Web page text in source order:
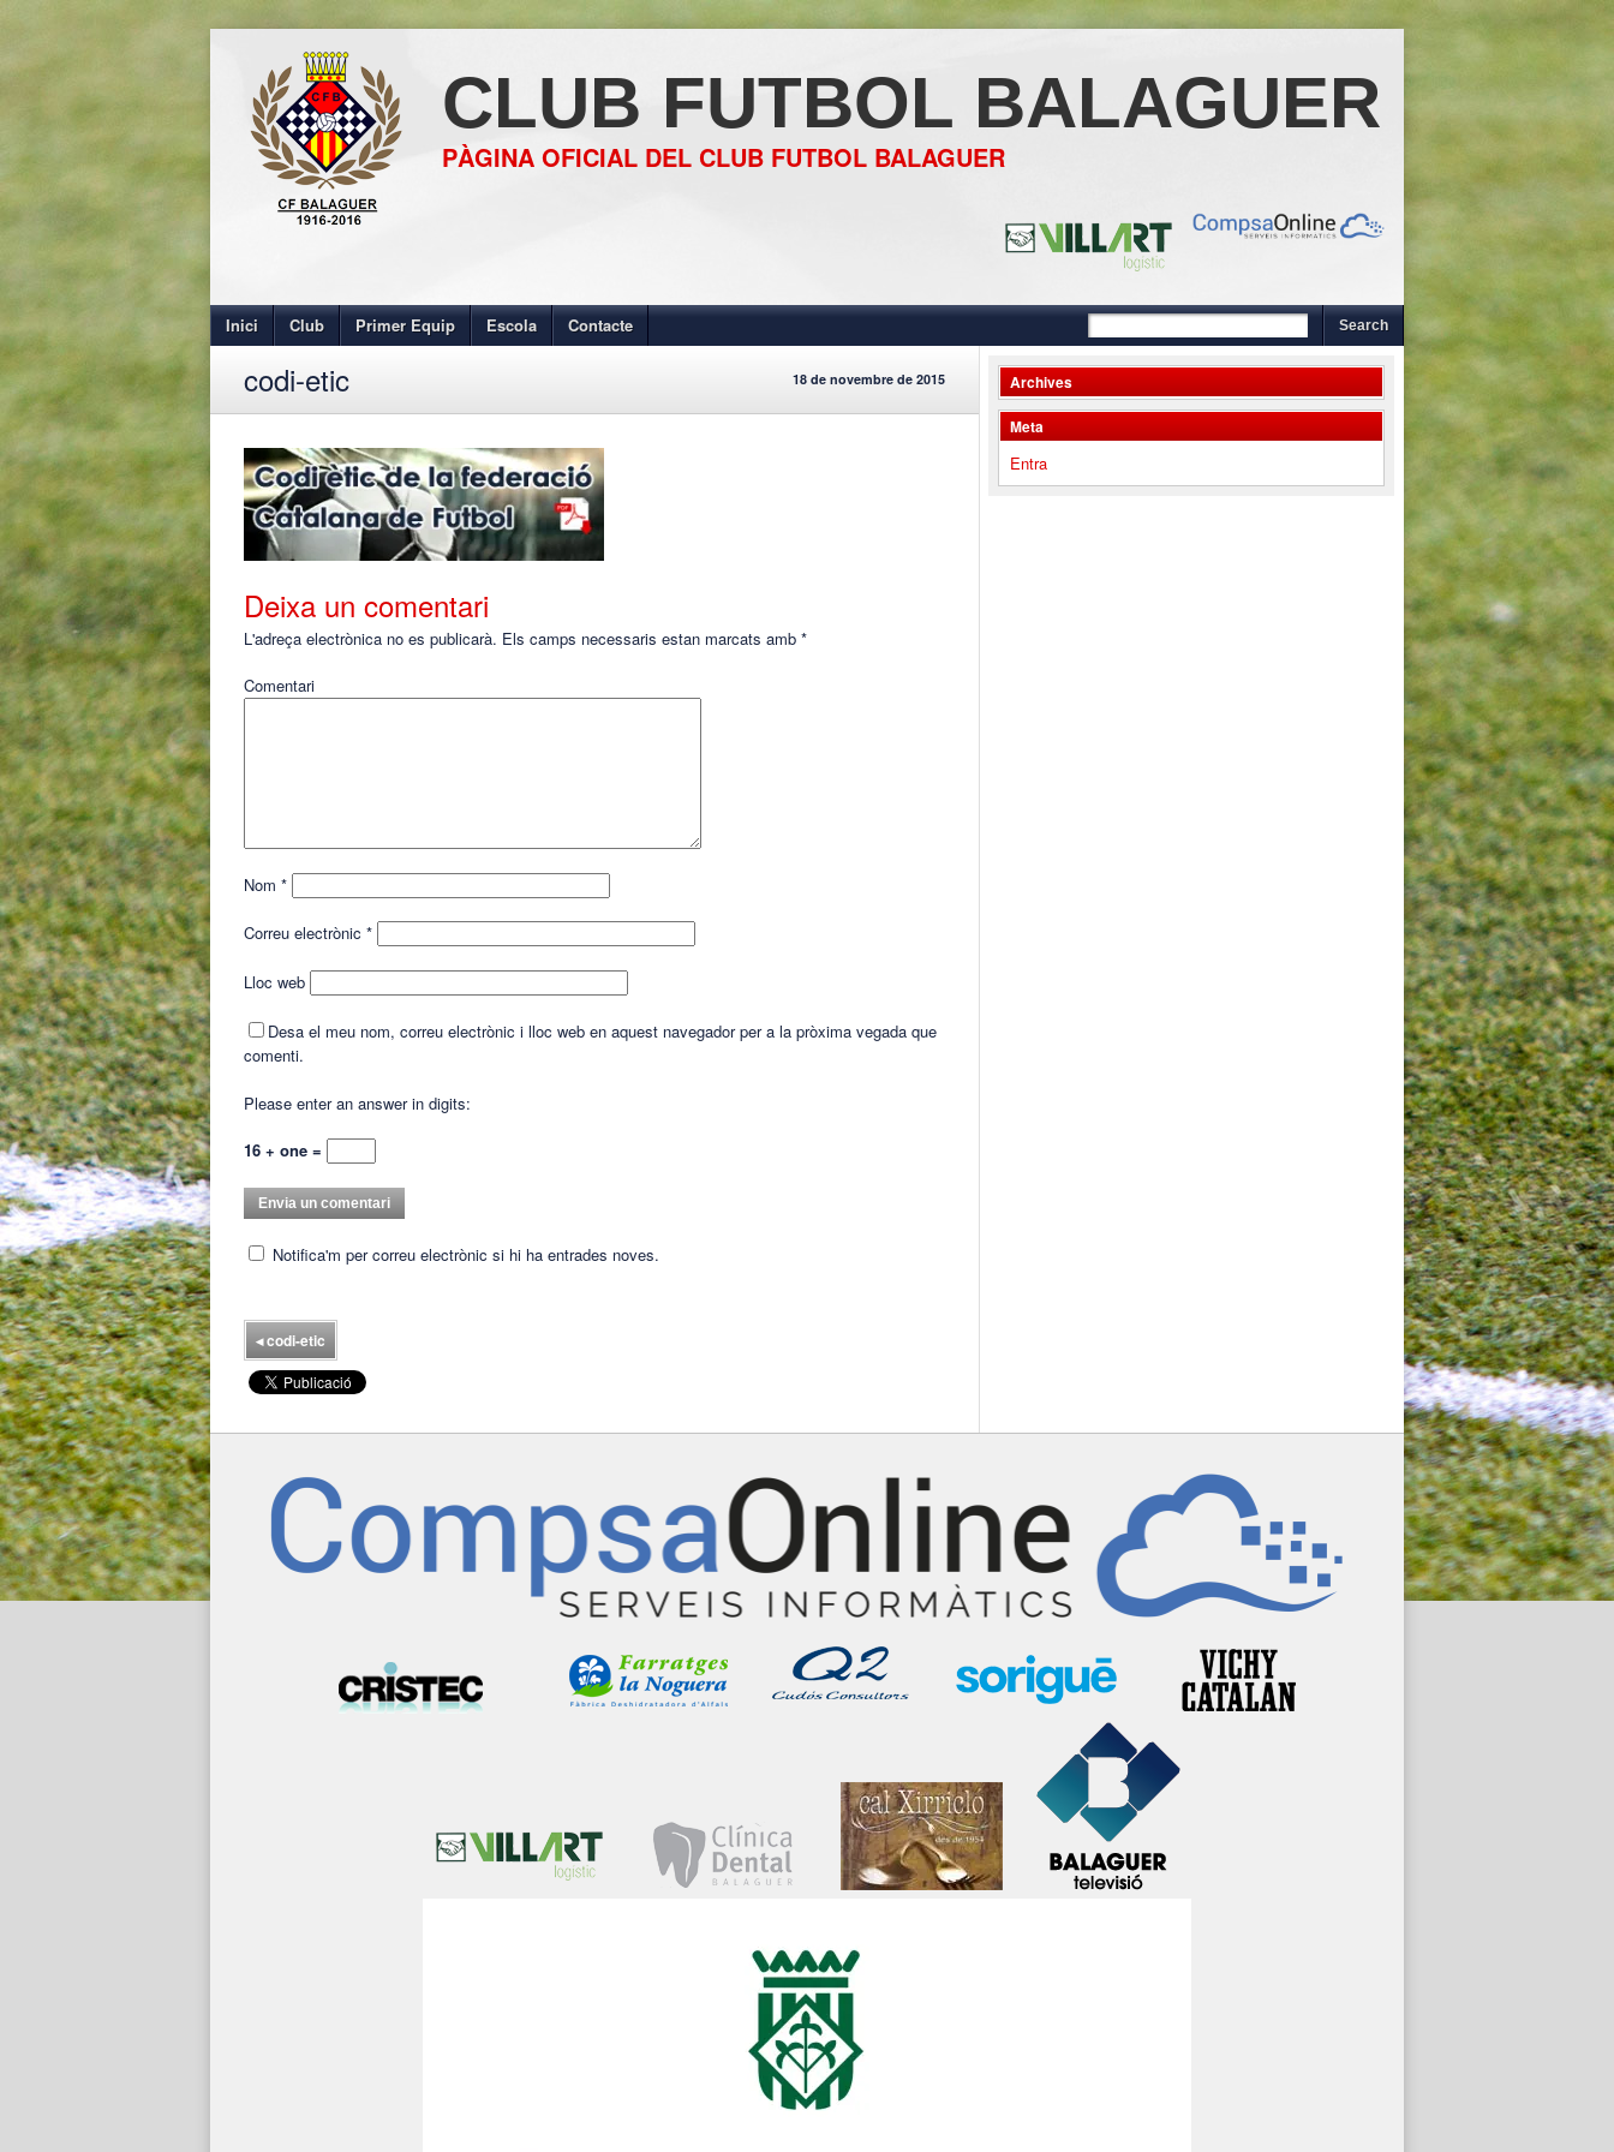
CLUB FUTBOL BALAGUER
PÀGINA OFICIAL DEL CLUB FUTBOL BALAGUER
Inici Club Primer Equip Escola Contacte
codi-etic 18 de novembre de 2015
Deixa un comentari
L'adreça electrònica no es publicarà. Els camps necessaris estan marcats amb *
Comentari
Nom *
Correu electrònic *
Lloc web
Desa el meu nom, correu electrònic i lloc web en aquest navegador per a la pròxima vegada que
comenti.
Please enter an answer in digits:
16 + one =
Notifica'm per correu electrònic si hi ha entrades noves.
◂codi-etic
Archives
Meta
Entra